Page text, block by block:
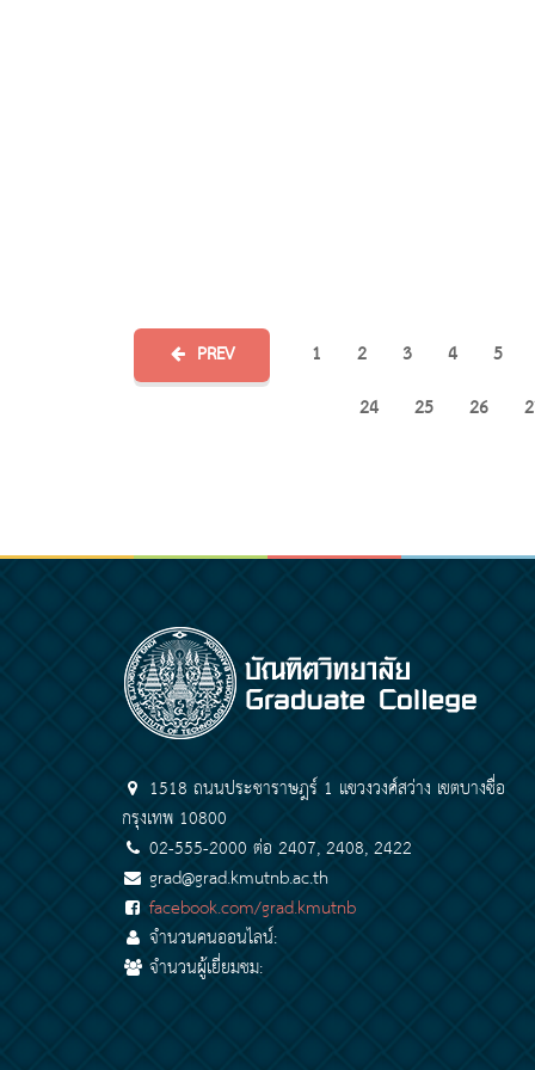
PREV 1 2 3 4
5
24
25 26
1518 ถนนประชาราษฎร์ 1 แขวงวงศ์สว่าง เขตบางซื่อ
กรุงเทพ 10800
02-555-2000 ต่อ 2407, 2408, 2422
grad@grad.kmutnb.ac.th
facebook.com/grad.kmutnb
จำนวนคนออนไลน์:
จำนวนผู้เยี่ยมชม: